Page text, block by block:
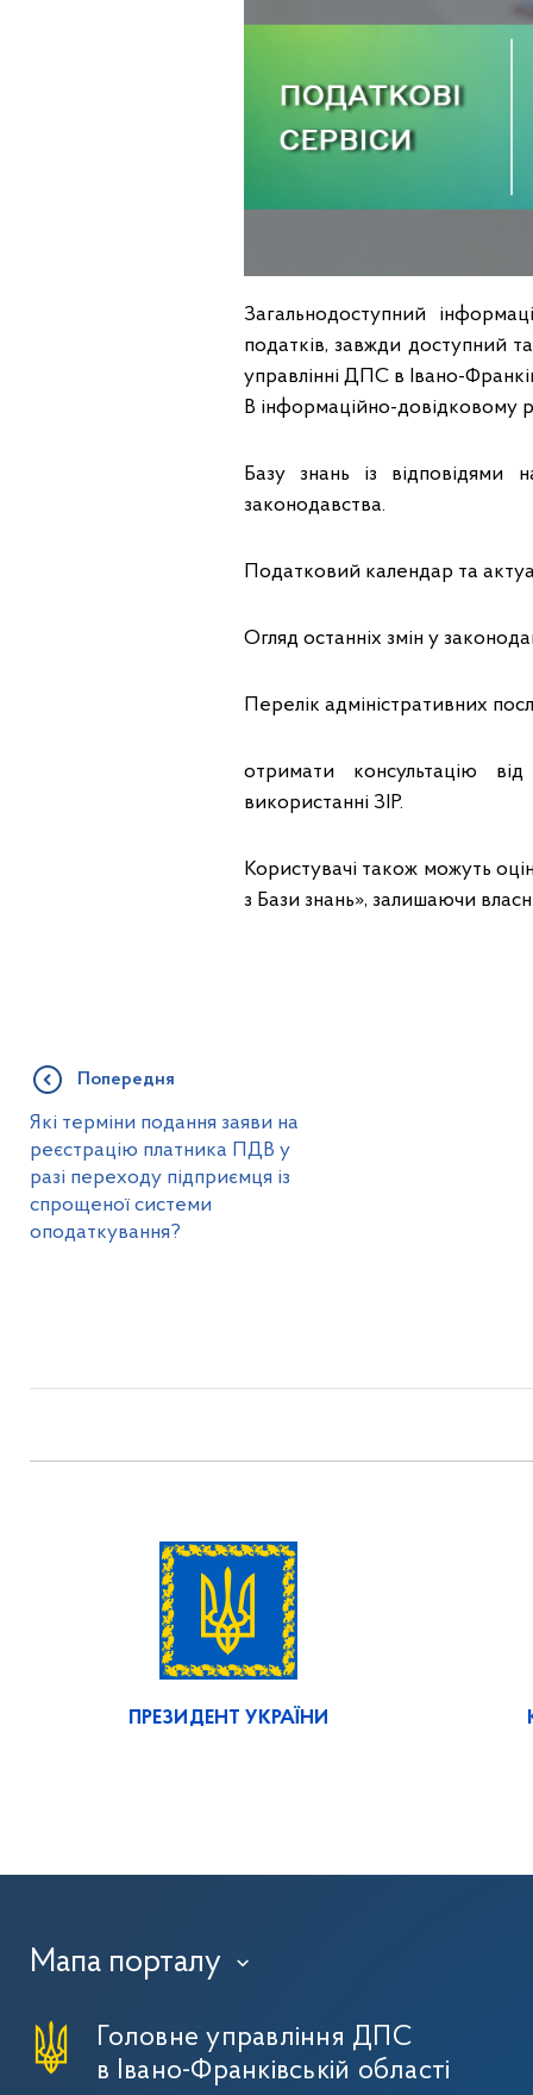
Загальнодоступний
податків, завжди доступний
управлінні ДПС в Івано-
В інформаційно-довідковому
Базу знань із
законодавства.
Податковий календар та
Огляд останніх змін у
Перелік адміністративних
отримати консультацію
використанні ЗІР.
Користувачі також можуть
з Бази знань», залишаючи
Попередня
Які терміни подання заяви на
реєстрацію платника ПДВ у
разі переходу підприємця із
спрощеної системи
оподаткування?
ПРЕЗИДЕНТ УКРАЇНИ
Мапа порталу ›
Головне управління ДПС
в Івано-Франківській області